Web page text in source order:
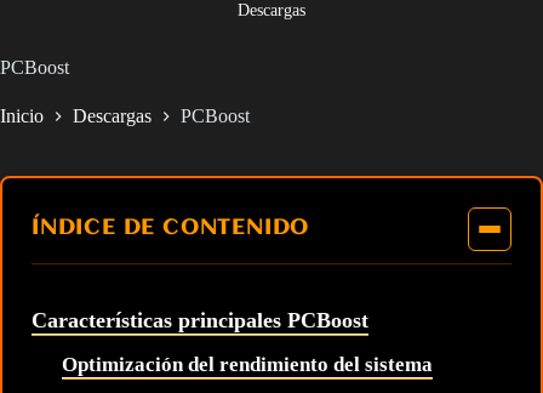
Descargas
PCBoost
Inicio Descargas PCBoost
ÍNDICE DE CONTENIDO
Características principales PCBoost
Optimización del rendimiento del sistema